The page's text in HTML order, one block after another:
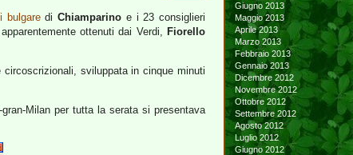
bulgarediChiamparino e i 23 consiglieri
ottenuti dai Verdi, Fiorello
circoscrizionali, sviluppata in cinque minuti
Milan per tutta la serata si presentava
Giugno 2013
Maggio 2013
Aprile 2013
Marzo 2013
Febbraio 2013
Gennaio 2013
Dicembre 2012
Novembre 2012
Ottobre 2012
Settembre 2012
Agosto 2012
Luglio 2012
Giugno 2012